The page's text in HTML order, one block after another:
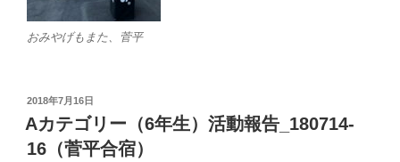
おみやげもまた、菅平
投
稿
日:
2018年7月16日
Aカテゴリー（6年生）活動報告_180714-
16（菅平合宿）